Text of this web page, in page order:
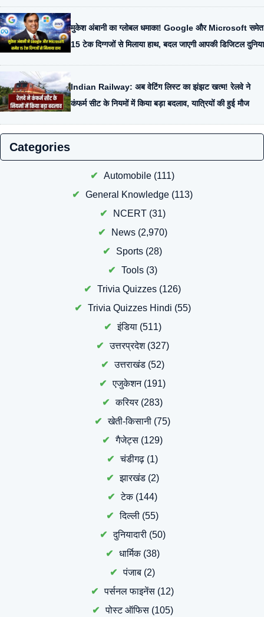
मुकेश अंबानी का ग्लोबल धमाका! Google और Microsoft समेत
15 टेक दिग्गजों से मिलाया हाथ, बदल जाएगी आपकी डिजिटल दुनिया
Indian Railway: अब वेटिंग लिस्ट का झंझट खत्म! रेलवे ने
कंफर्म सीट के नियमों में किया बड़ा बदलाव, यात्रियों की हुई मौज
Categories
Automobile (111)
General Knowledge (113)
NCERT(31)
News(2,970)
Sports (28)
Tools(3)
Trivia Quizzes (126)
Trivia Quizzes Hindi (55)
इंडिया(511)
उत्तरप्रदेश(327)
उत्तराखंड(52)
एजुकेशन(191)
करियर(283)
खेती-किसानी (75)
गैजेट्स (129)
चंडीगढ़ (1)
झारखंड(2)
टेक(144)
दिल्ली (55)
दुनियादारी(50)
धार्मिक(38)
पंजाब (2)
पर्सनल फाइनेंस (12)
पोस्ट ऑफिस(105)